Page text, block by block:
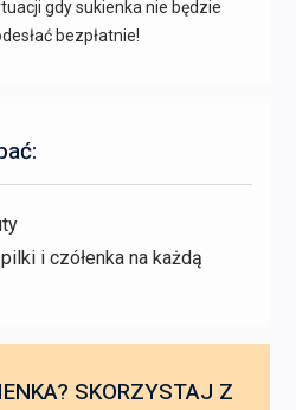
gdy sukienka nie będzie
bezpłatnie!
i czółenka na każdą
SKORZYSTAJ Z